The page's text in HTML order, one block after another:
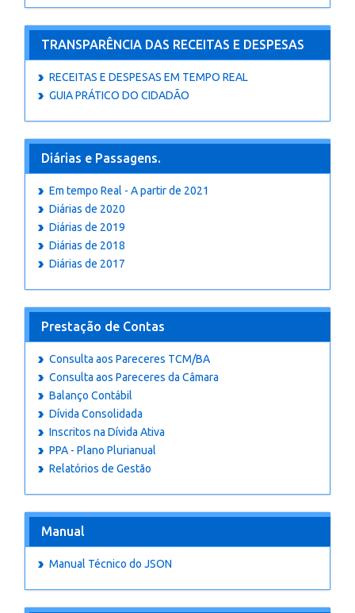
TRANSPARÊNCIA DAS RECEITAS E DESPESAS
RECEITAS E DESPESAS EM TEMPO REAL
GUIA PRÁTICO DO CIDADÃO
Diárias e Passagens.
Em tempo Real - A partir de 2021
Diárias de 2020
Diárias de 2019
Diárias de 2018
Diárias de 2017
Prestação de Contas
Consulta aos Pareceres TCM/BA
Consulta aos Pareceres da Câmara
Balanço Contábil
Dívida Consolidada
Inscritos na Dívida Ativa
PPA - Plano Plurianual
Relatórios de Gestão
Manual
Manual Técnico do JSON